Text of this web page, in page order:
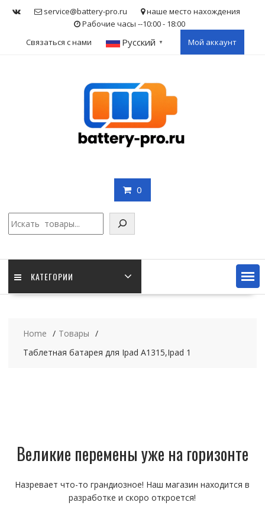
service@battery-pro.ru
наше место нахождения
Рабочие часы --10:00 - 18:00
Связаться с нами
Русский ▼ Мой аккаунт
0
КАТЕГОРИИ
Home
Товары
Таблетная батарея для Ipad A1315,Ipad 1
Великие перемены уже на горизонте
Назревает что-то грандиозное! Наш магазин находится в
разработке и скоро откроется!